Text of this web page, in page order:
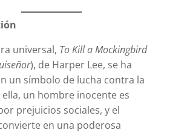
universal, To Kill a Mockingbird
), de Harper Lee, se ha
un símbolo de lucha contra la
ella, un hombre inocente es
prejuicios sociales, y el
en una poderosa